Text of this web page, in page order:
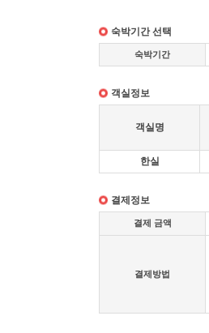
숙박기간 선택
숙박기간
객실정보
객실명
한실
결제정보
결제 금액
결제방법